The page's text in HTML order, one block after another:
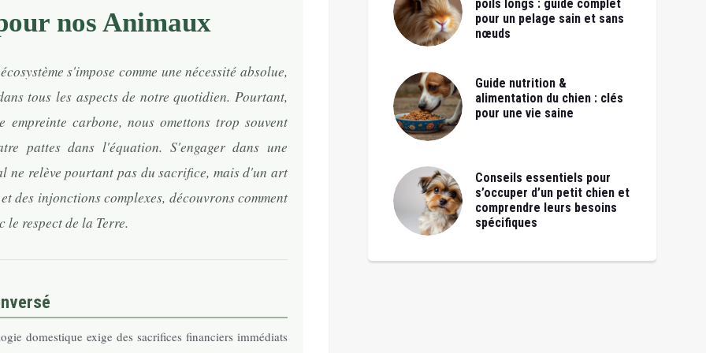
nos Animaux
s'impose comme une nécessité absolue,
tous les aspects de notre quotidien. Pourtant,
carbone, nous omettons trop souvent
pattes dans l'équation. S'engager dans une
ne relève pourtant pas du sacrifice, mais d'un art
des injonctions complexes, découvrons comment
le respect de la Terre.
domestique exige des sacrifices financiers immédiats
poils longs : guide complet
pour un pelage sain et sans
nœuds
Guide nutrition &
alimentation du chien : clés
pour une vie saine
Conseils essentiels pour
s’occuper d’un petit chien et
comprendre leurs besoins
spécifiques